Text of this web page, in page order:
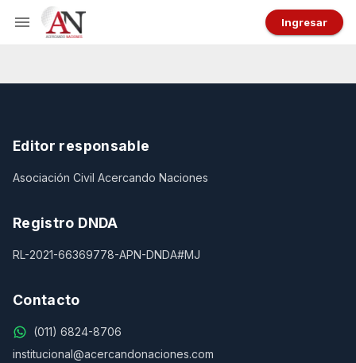
Ingresar
Editor responsable
Asociación Civil Acercando Naciones
Registro DNDA
RL-2021-66369778-APN-DNDA#MJ
Contacto
(011) 6824-8706
institucional@acercandonaciones.com